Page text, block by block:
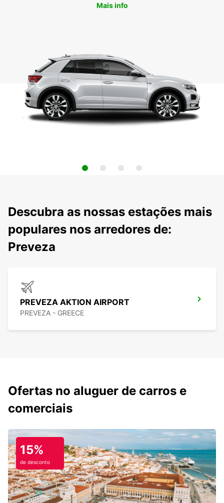
Mais info
Descubra as nossas estações mais
populares nos arredores de:
Preveza
PREVEZA AKTION AIRPORT
PREVEZA - GREECE
Ofertas no aluguer de carros e
comerciais
15%
de desconto